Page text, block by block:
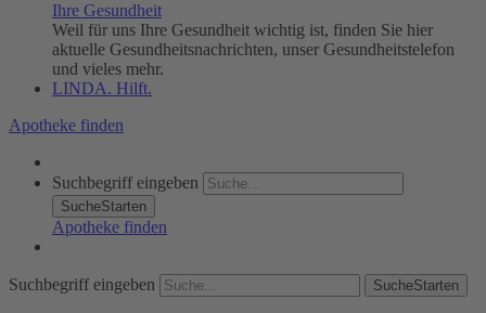
Ihre Gesundheit
Weil für uns Ihre Gesundheit wichtig ist, finden Sie hier
aktuelle Gesundheitsnachrichten, unser Gesundheitstelefon
und vieles mehr.
LINDA. Hilft.
Apotheke finden
Suchbegriff eingeben
SucheStarten
Apotheke finden
Suchbegriff eingeben SucheStarten